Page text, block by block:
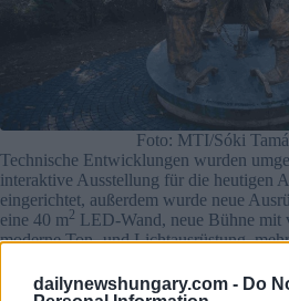
dailynewshungary.com - Do
Foto: MTI/Sóki
Technische Entwicklungen wurden
interaktive Ausstellung für die heutigen
eingerichtet, außerdem wurde neue
eine 40 m2 LED-Wand, neue Bühne mit
moderne Ton- und Lichtausrüstung,